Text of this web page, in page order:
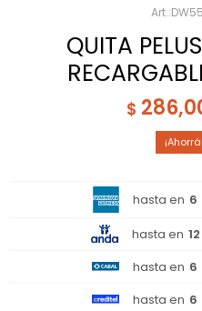
QUITA
$
hasta en 6
hasta en 12
hasta en 6
hasta en 6